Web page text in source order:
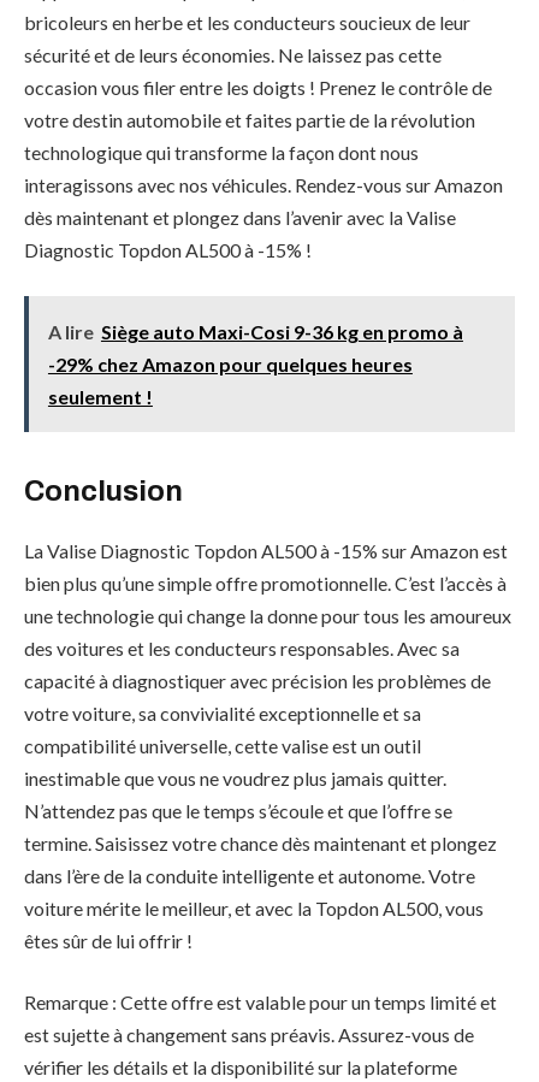
bricoleurs en herbe et les conducteurs soucieux de leur
sécurité et de leurs économies. Ne laissez pas cette
occasion vous filer entre les doigts ! Prenez le contrôle de
votre destin automobile et faites partie de la révolution
technologique qui transforme la façon dont nous
interagissons avec nos véhicules. Rendez-vous sur Amazon
dès maintenant et plongez dans l’avenir avec la Valise
Diagnostic Topdon AL500 à -15% !
A lire Siège auto Maxi-Cosi 9-36 kg en promo à
-29% chez Amazon pour quelques heures
seulement !
Conclusion
La Valise Diagnostic Topdon AL500 à -15% sur Amazon est
bien plus qu’une simple offre promotionnelle. C’est l’accès à
une technologie qui change la donne pour tous les amoureux
des voitures et les conducteurs responsables. Avec sa
capacité à diagnostiquer avec précision les problèmes de
votre voiture, sa convivialité exceptionnelle et sa
compatibilité universelle, cette valise est un outil
inestimable que vous ne voudrez plus jamais quitter.
N’attendez pas que le temps s’écoule et que l’offre se
termine. Saisissez votre chance dès maintenant et plongez
dans l’ère de la conduite intelligente et autonome. Votre
voiture mérite le meilleur, et avec la Topdon AL500, vous
êtes sûr de lui offrir !
Remarque : Cette offre est valable pour un temps limité et
est sujette à changement sans préavis. Assurez-vous de
vérifier les détails et la disponibilité sur la plateforme